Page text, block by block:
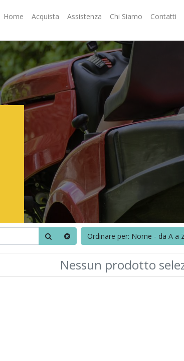
Home Acquista Assistenza Chi Siamo Contatti
Ordinare per: Nome - da A a
Nessun prodotto